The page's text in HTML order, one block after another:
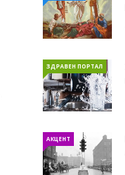
ЗДРАВЕН ПОРТАЛ
АКЦЕНТ